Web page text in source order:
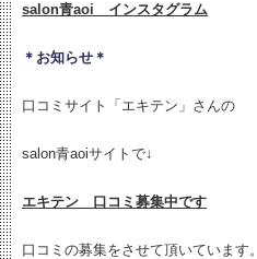
salon青aoi インスタグラム
＊お知らせ＊
口コミサイト「エキテン」さんの
salon青aoiサイトで↓
エキテン 口コミ募集中です
口コミの募集をさせて頂いています。